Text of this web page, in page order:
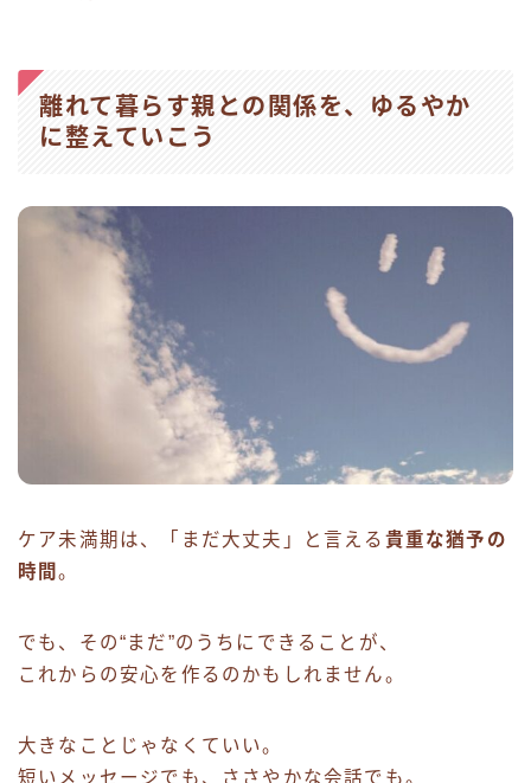
離れて暮らす親との関係を、ゆるやか
に整えていこう
ケア未満期は、「まだ大丈夫」と言える 貴重な猶予の
時間。
でも、その“まだ”のうちにできることが、
これからの安心を作るのかもしれません。
大きなことじゃなくていい。
短いメッセージでも、ささやかな会話でも。